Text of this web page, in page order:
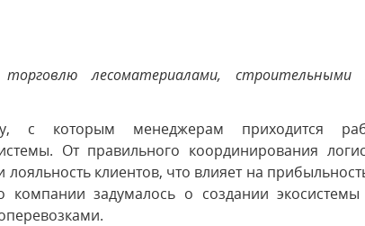
лесоматериалами,
с которым менеджерам приходится
От правильного координирования
лояльность клиентов, что влияет на
компании задумалось о создании